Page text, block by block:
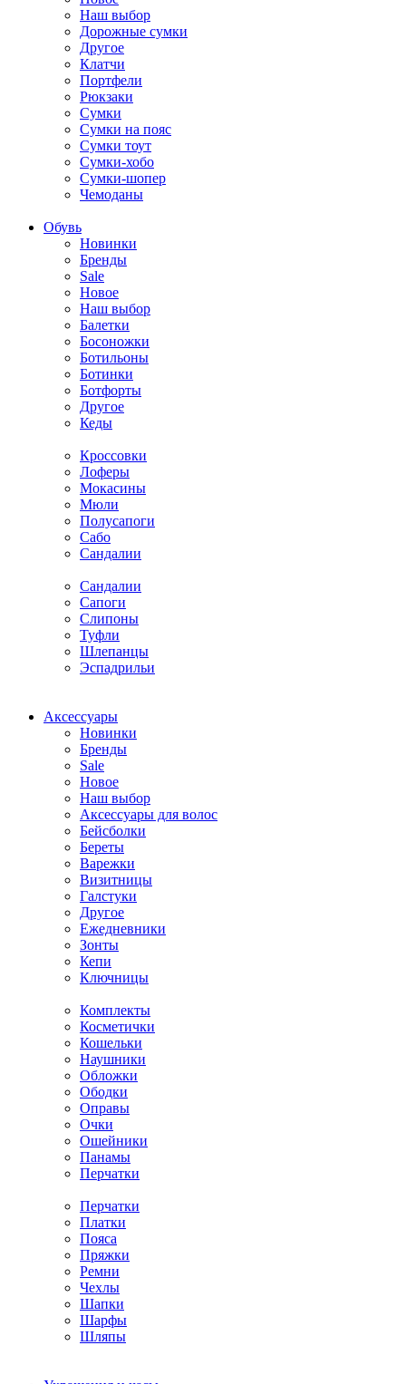
Наш выбор
Дорожные сумки
Другое
Клатчи
Портфели
Рюкзаки
Сумки
Сумки на пояс
Сумки тоут
Сумки-хобо
Сумки-шопер
Чемоданы
Обувь
Новинки
Бренды
Sale
Новое
Наш выбор
Балетки
Босоножки
Ботильоны
Ботинки
Ботфорты
Другое
Кеды
Кроссовки
Лоферы
Мокасины
Мюли
Полусапоги
Сабо
Сандалии
Сандалии
Сапоги
Слипоны
Туфли
Шлепанцы
Эспадрильи
Аксессуары
Новинки
Бренды
Sale
Новое
Наш выбор
Аксессуары для волос
Бейсболки
Береты
Варежки
Визитницы
Галстуки
Другое
Ежедневники
Зонты
Кепи
Ключницы
Комплекты
Косметички
Кошельки
Наушники
Обложки
Ободки
Оправы
Очки
Ошейники
Панамы
Перчатки
Перчатки
Платки
Пояса
Пряжки
Ремни
Чехлы
Шапки
Шарфы
Шляпы